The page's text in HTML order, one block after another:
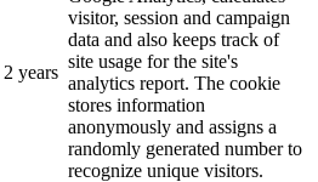
2 years
visitor, session and campaign
data and also keeps track of
site usage for the site's
analytics report. The cookie
stores information
anonymously and assigns a
randomly generated number to
recognize unique visitors.